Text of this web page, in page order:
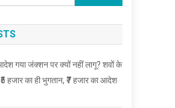
for:
गया जंक्शन पर क्यों नहीं लागू? शवों के
हजार का ही भुगतान, ₹7 हजार का आदेश